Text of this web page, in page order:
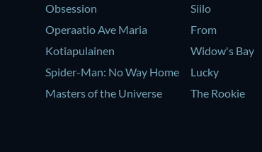
Obsession
Operaatio Ave Maria
Kotiapulainen
Spider-Man: No Way Home
Masters of the Universe
Siilo
From
Widow's Bay
Lucky
The Rookie